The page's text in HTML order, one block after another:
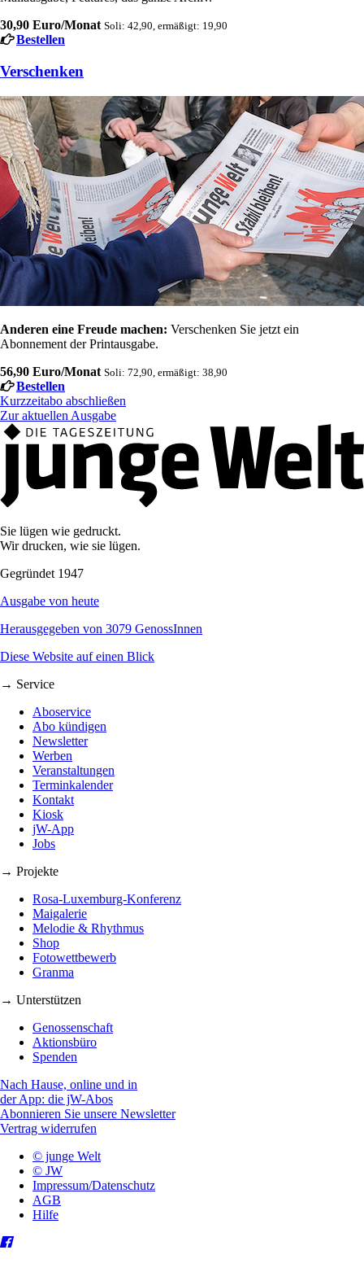
30,90 Euro/Monat Soli: 42,90, ermäßigt: 19,90
Bestellen
Verschenken
Anderen eine Freude machen: Verschenken Sie jetzt ein
Abonnement der Printausgabe.
56,90 Euro/Monat Soli: 72,90, ermäßigt: 38,90
Bestellen
Kurzzeitabo abschließen
Zur aktuellen Ausgabe
Sie lügen wie gedruckt.
Wir drucken, wie sie lügen.
Gegründet 1947
Ausgabe von heute
Herausgegeben von 3079 GenossInnen
Diese Website auf einen Blick
→ Service
Aboservice
Abo kündigen
Newsletter
Werben
Veranstaltungen
Terminkalender
Kontakt
Kiosk
jW-App
Jobs
→ Projekte
Rosa-Luxemburg-Konferenz
Maigalerie
Melodie & Rhythmus
Shop
Fotowettbewerb
Granma
→ Unterstützen
Genossenschaft
Aktionsbüro
Spenden
Nach Hause, online und in
der App: die jW-Abos
Abonnieren Sie unsere Newsletter
Vertrag widerrufen
© junge Welt
© JW
Impressum/Datenschutz
AGB
Hilfe